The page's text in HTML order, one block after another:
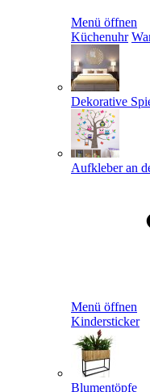
Menü öffnen
Küchenuhr
Dekorative
Aufkleber an
Menü öffnen
Kindersticker
Blumentöpfe